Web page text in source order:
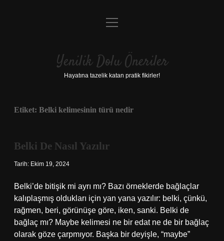
Anasayfa
Yasal Uyarı
menüyü
Yenilik Dolu Öneriler
Hayatına tazelik katan pratik fikirler!
Etiket: Belki kelimesinin türü nedir
Belki De Nasıl Yazılır
Tarih: Ekim 19, 2024
Belki’de bitişik mi ayrı mı? Bazı örneklerde bağlaçlar
kalıplaşmış oldukları için yan yana yazılır: belki, çünkü,
rağmen, beri, görünüşe göre, iken, sanki. Belki de
bağlaç mı? Maybe kelimesi ne bir edat ne de bir bağlaç
olarak göze çarpmıyor. Başka bir deyişle, “maybe”